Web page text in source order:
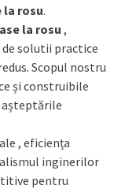
la rosu.
la rosu ,
solutii practice
Scopul nostru
și construibile
așteptările
, eficiența
inginerilor
pentru